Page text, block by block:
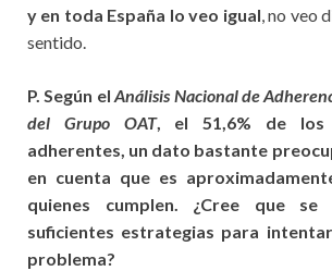
y en toda España lo veo igual, no veo
sentido.
P. Según elAnálisis Nacional de
del Grupo OAT, el 51,6% de los
adherentes, un dato bastante
en cuenta que es
quienes cumplen. ¿Cree que
suficientes estrategias para
problema?